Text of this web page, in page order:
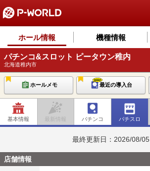
ホール情報 機種情報
パチンコ&スロット ピータウン稚内
北海道稚内市
ホールメモ 最近の導入台
基本情報 最新情報 パチンコ パチスロ
最終更新日：2026/08/05
店舗情報